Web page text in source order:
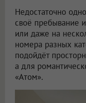
Недостаточно
своё пребывание
или даже на
номера разных
подойдёт
а для
«Атом».